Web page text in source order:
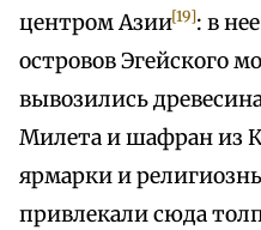
центром Азии[19]: в
островов Эгейского
вывозились
Милета и шафран из
ярмарки и
привлекали сюда